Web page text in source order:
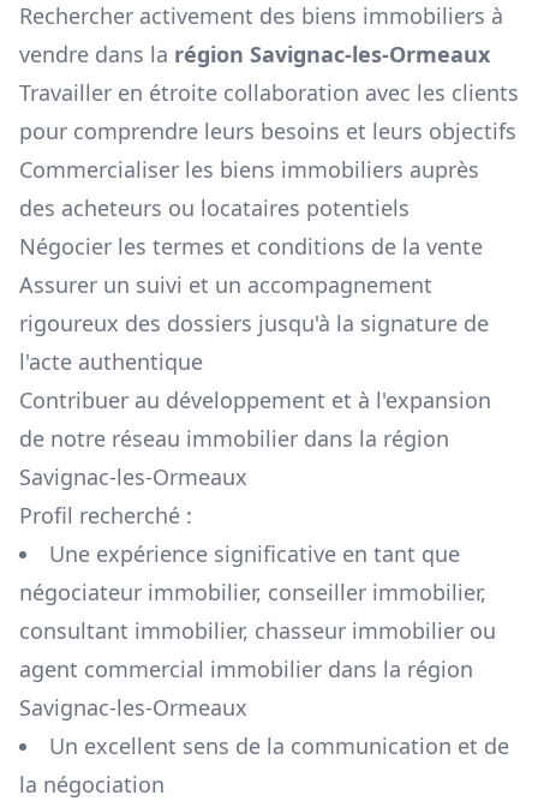
Rechercher activement des biens immobiliers à
vendre dans la région Savignac-les-Ormeaux
Travailler en étroite collaboration avec les clients
pour comprendre leurs besoins et leurs objectifs
Commercialiser les biens immobiliers auprès
des acheteurs ou locataires potentiels
Négocier les termes et conditions de la vente
Assurer un suivi et un accompagnement
rigoureux des dossiers jusqu'à la signature de
l'acte authentique
Contribuer au développement et à l'expansion
de notre réseau immobilier dans la région
Savignac-les-Ormeaux
Profil recherché :
Une expérience significative en tant que
négociateur immobilier, conseiller immobilier,
consultant immobilier, chasseur immobilier ou
agent commercial immobilier dans la région
Savignac-les-Ormeaux
Un excellent sens de la communication et de
la négociation